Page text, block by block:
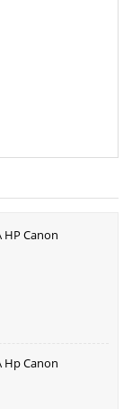
Canon
Hp Canon